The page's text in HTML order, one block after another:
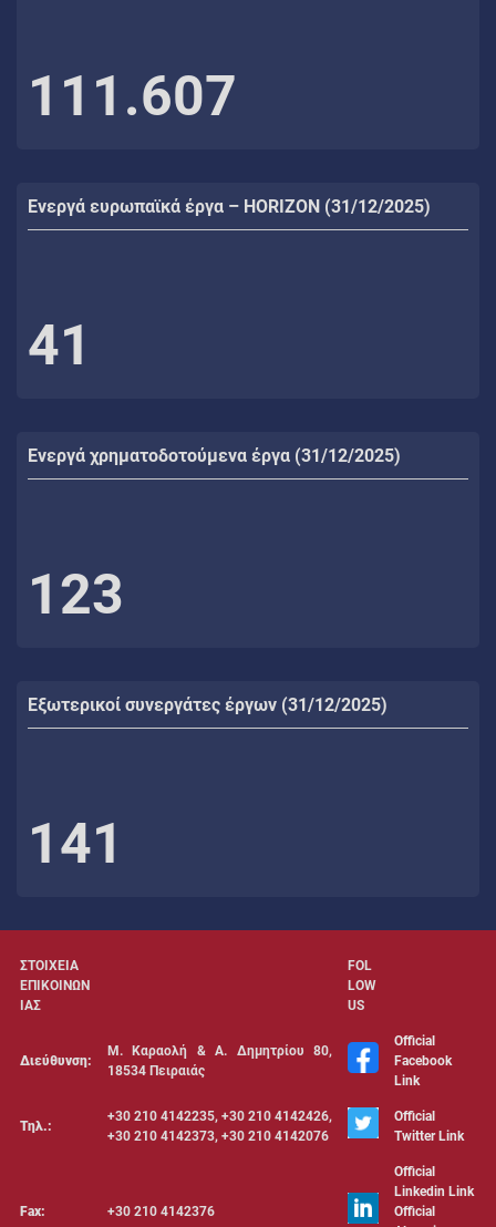
111.607
Ενεργά ευρωπαϊκά έργα – HORIZON (31/12/2025)
41
Ενεργά χρηματοδοτούμενα έργα (31/12/2025)
123
Εξωτερικοί συνεργάτες έργων (31/12/2025)
141
ΣΤΟΙΧΕΙΑ
ΕΠΙΚΟΙΝΩΝ
ΙΑΣ
FOL
LOW
US
Διεύθυνση:
Μ. Καραολή & Α. Δημητρίου 80,
18534 Πειραιάς
Official
Facebook
Link
Τηλ.:
+30 210 4142235, +30 210 4142426,
+30 210 4142373, +30 210 4142076
Official
Twitter Link
Fax: +30 210 4142376
Official
Linkedin Link
Official